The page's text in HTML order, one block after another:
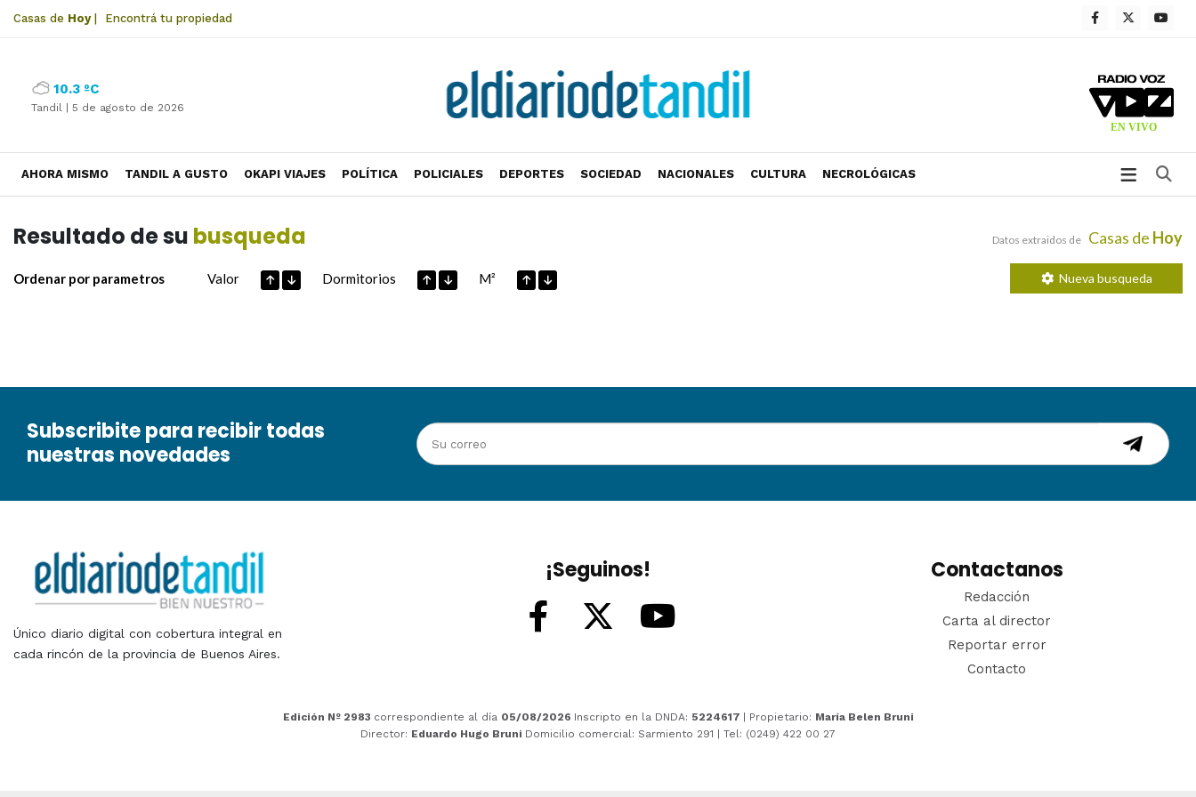
Casas de Hoy| Encontrá tu propiedad
10.3 ºC
Tandil | 5 de agosto de 2026
AHORA MISMO TANDIL A GUSTO OKAPI VIAJES POLÍTICA POLICIALES DEPORTES SOCIEDAD NACIONALES CULTURA NECROLÓGICAS
Resultado de su busqueda Datos extraidos de Casas de Hoy
Ordenar por parametros Valor Dormitorios M² Nueva busqueda
Subscribite para recibir todas
nuestras novedades
Único diario digital con cobertura integral en
cada rincón de la provincia de Buenos Aires.
¡Seguinos! Contactanos
Redacción
Carta al director
Reportar error
Contacto
Edición Nº 2983 correspondiente al día 05/08/2026 Inscripto en la DNDA: 5224617 | Propietario: María Belen Bruni
Director: Eduardo Hugo Bruni Domicilio comercial: Sarmiento 291 | Tel: (0249) 422 00 27